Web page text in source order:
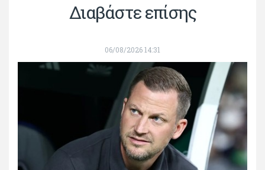
Διαβάστε επίσης
06/08/2026 14:31